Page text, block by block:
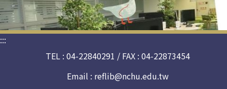
:::
TEL : 04-22840291 / FAX : 04-22873454
Email : reflib@nchu.edu.tw